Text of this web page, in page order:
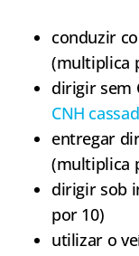
conduzir
(multiplica
dirigir sem
CNH
entregar
(multiplica
dirigir sob
por 10)
utilizar o